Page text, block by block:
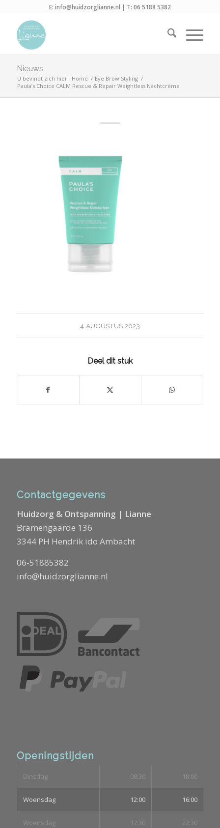
E: info@huidzorglianne.nl | T: 06 5188 5382
Nieuws
U bevindt zich hier: Home / Eye Brow Styling /
Paula’s Choice CALM Rescue & Repair Weightless Nachtcrème
4 AUGUSTUS 2023
Deel dit stuk
Contactgegevens
Huidzorg & Ontspanning | Lianne
Bramengaarde 136
3344 PH Hendrik ido Ambacht
06-51885382
info@huidzorglianne.nl
Openingstijden
Dinsdag 08:30 18:00
Woensdag 12:00 16:00
Woensdag 17:30 22:30